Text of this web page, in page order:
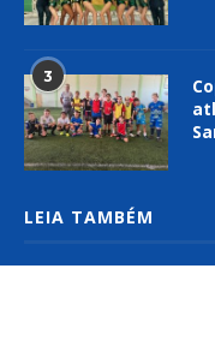
3
LEIA TAMBÉM